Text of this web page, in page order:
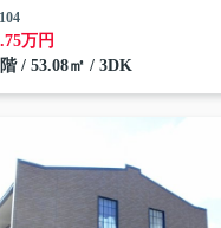
万円
/ 53.08㎡ / 3DK